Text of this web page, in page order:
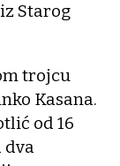
Starog
trojcu
Kasana.
od 16
dva